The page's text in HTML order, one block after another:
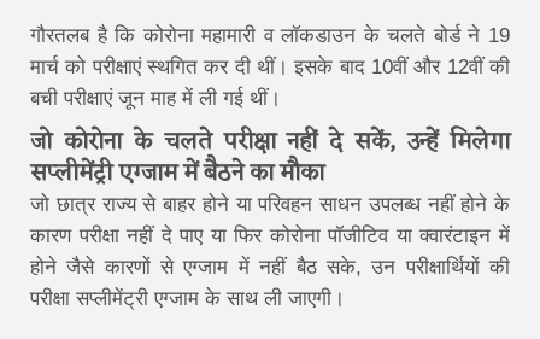
गौरतलब है कि कोरोना महामारी व लॉकडाउन के चलते बोर्ड ने 19
मार्च को परीक्षाएं स्थगित कर दी थीं। इसके बाद 10वीं और 12वीं की
बची परीक्षाएं जून माह में ली गई थीं।
जो कोरोना के चलते परीक्षा नहीं दे सकें, उन्हें मिलेगा
सप्लीमेंट्री एग्जाम में बैठने का मौका
जो छात्र राज्य से बाहर होने या परिवहन साधन उपलब्ध नहीं होने के
कारण परीक्षा नहीं दे पाए या फिर कोरोना पॉजीटिव या क्वारंटाइन में
होने जैसे कारणों से एग्जाम में नहीं बैठ सके, उन परीक्षार्थियों की
परीक्षा सप्लीमेंट्री एग्जाम के साथ ली जाएगी।